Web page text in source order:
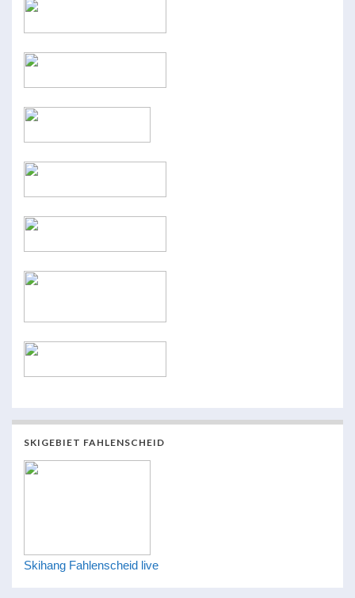
SKIGEBIET FAHLENSCHEID
Skihang Fahlenscheid live